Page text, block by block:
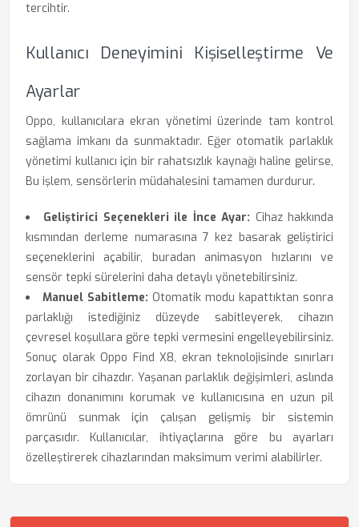
tercihtir.
Kullanıcı Deneyimini Kişiselleştirme Ve
Ayarlar
Oppo, kullanıcılara ekran yönetimi üzerinde tam kontrol
sağlama imkanı da sunmaktadır. Eğer otomatik parlaklık
yönetimi kullanıcı için bir rahatsızlık kaynağı haline gelirse,
Bu işlem, sensörlerin müdahalesini tamamen durdurur.
Geliştirici Seçenekleri ile İnce Ayar: Cihaz hakkında
kısmından derleme numarasına 7 kez basarak geliştirici
seçeneklerini açabilir, buradan animasyon hızlarını ve
sensör tepki sürelerini daha detaylı yönetebilirsiniz.
Manuel Sabitleme: Otomatik modu kapattıktan sonra
parlaklığı istediğiniz düzeyde sabitleyerek, cihazın
çevresel koşullara göre tepki vermesini engelleyebilirsiniz.
Sonuç olarak Oppo Find X8, ekran teknolojisinde sınırları
zorlayan bir cihazdır. Yaşanan parlaklık değişimleri, aslında
cihazın donanımını korumak ve kullanıcısına en uzun pil
ömrünü sunmak için çalışan gelişmiş bir sistemin
parçasıdır. Kullanıcılar, ihtiyaçlarına göre bu ayarları
özelleştirerek cihazlarından maksimum verimi alabilirler.